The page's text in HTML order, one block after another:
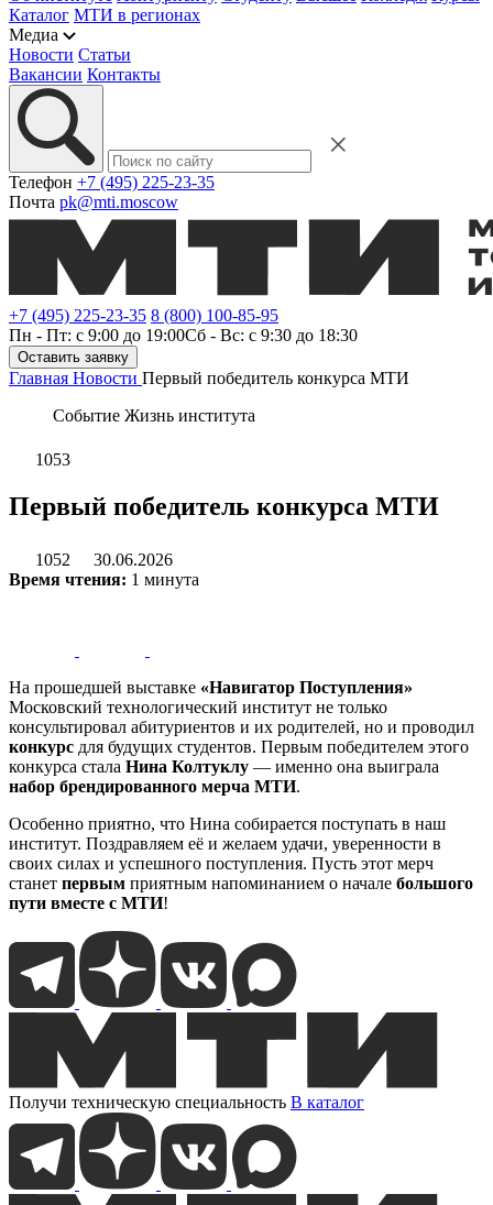
Каталог МТИ в регионах
Медиа
Новости Статьи
Вакансии Контакты
Телефон +7 (495) 225-23-35
Почта pk@mti.moscow
+7 (495) 225-23-35 8 (800) 100-85-95
Пн - Пт: с 9:00 до 19:00Сб - Вс: с 9:30 до 18:30
Оставить заявку
Главная Новости Первый победитель конкурса МТИ
Событие Жизнь института
1053
Первый победитель конкурса МТИ
1052
30.06.2026
Время чтения: 1 минута
На прошедшей выставке «Навигатор Поступления»
Московский технологический институт не только
консультировал абитуриентов и их родителей, но и проводил
конкурс для будущих студентов. Первым победителем этого
конкурса стала Нина Колтуклу — именно она выиграла
набор брендированного мерча МТИ.
Особенно приятно, что Нина собирается поступать в наш
институт. Поздравляем её и желаем удачи, уверенности в
своих силах и успешного поступления. Пусть этот мерч
станет первым приятным напоминанием о начале большого
пути вместе с МТИ!
Получи техническую специальность В каталог